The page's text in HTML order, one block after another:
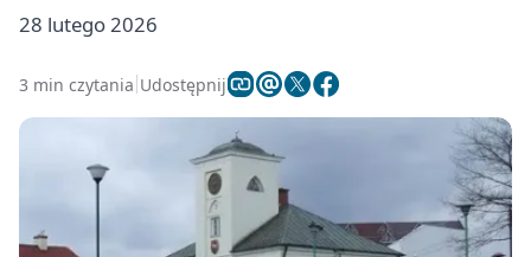
28 lutego 2026
3 min czytania Udostępnij